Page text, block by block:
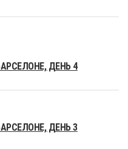
ДЕНЬ 4
ДЕНЬ 3